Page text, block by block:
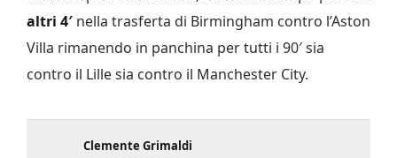
altri 4′ nella trasferta di Birmingham contro l’Aston
Villa rimanendo in panchina per tutti i 90′ sia
contro il Lille sia contro il Manchester City.
Clemente Grimaldi